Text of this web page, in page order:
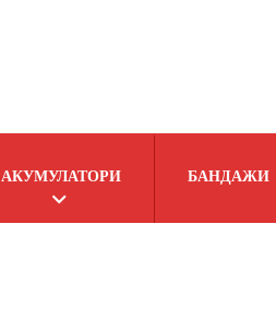
АКУМУЛАТОРИ БАНДАЖИ